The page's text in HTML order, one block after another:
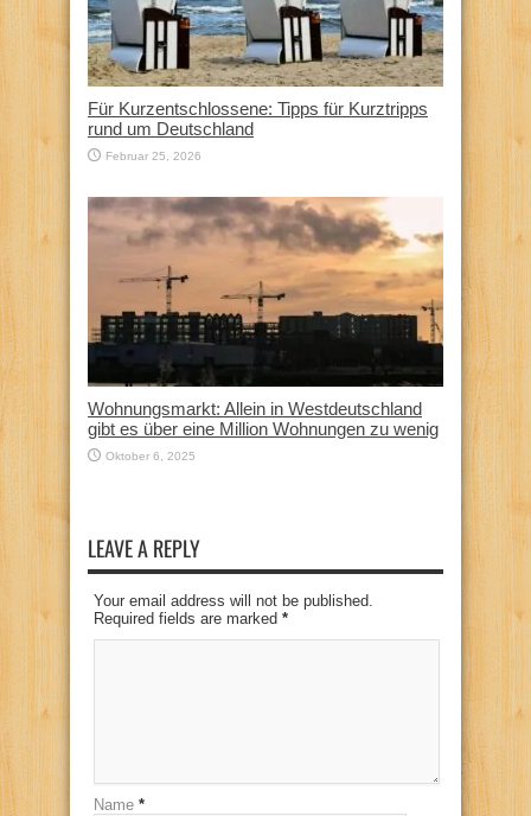
Für Kurzentschlossene: Tipps für Kurztripps
rund um Deutschland
Februar 25, 2026
Wohnungsmarkt: Allein in Westdeutschland
gibt es über eine Million Wohnungen zu wenig
Oktober 6, 2025
LEAVE A REPLY
Your email address will not be published.
Required fields are marked *
Name *